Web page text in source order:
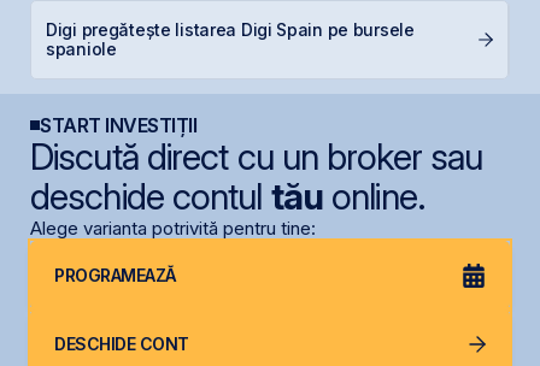
Digi pregătește listarea Digi Spain pe bursele
spaniole
START INVESTIȚII
Discută direct cu un broker sau
deschide contul tăuonline.
Alege varianta potrivită pentru tine:
PROGRAMEAZĂ
DESCHIDE CONT